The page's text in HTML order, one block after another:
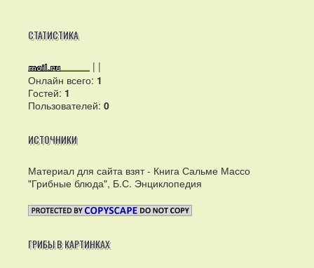
СТАТИСТИКА
| |
Онлайн всего: 1
Гостей: 1
Пользователей: 0
ИСТОЧНИКИ
Материал для сайта взят - Книга Сальме Массо
"Грибные блюда", Б.С. Энциклопедия
ГРИБЫ В КАРТИНКАХ